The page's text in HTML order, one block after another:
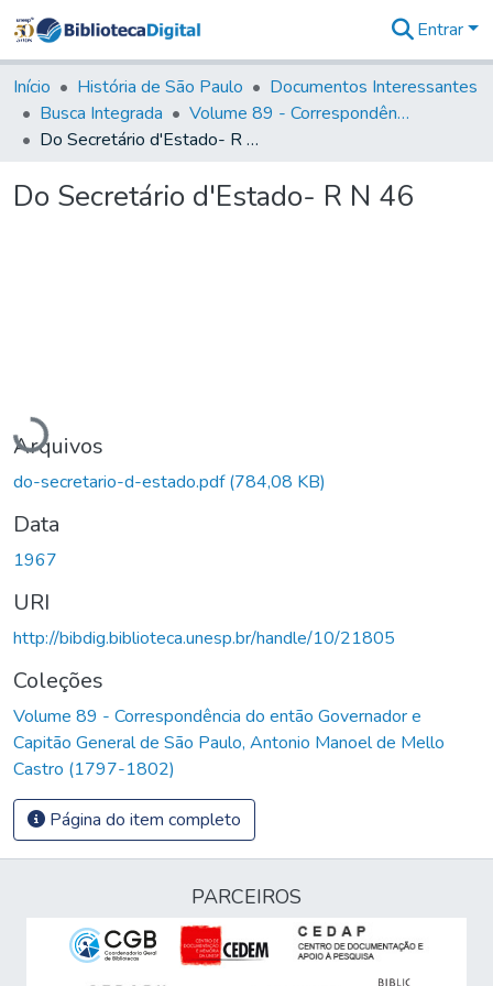
&
Coleções
Tudo na
Biblioteca
Estatísticas
Entrar
Início História de São Paulo
Documentos Interessantes
Busca Integrada
Volume 89 - Correspondência do então Governador e Capitão General de São Paulo, Antonio Manoel de Mello Castro (1797-1802)
Do Secretário d'Estado- R N 46
Do Secretário d'Estado- R N 46
Carregando...
Arquivos
do-secretario-d-estado.pdf(784,08 KB)
Data
1967
URI
http://bibdig.biblioteca.unesp.br/handle/10/21805
Coleções
Volume 89 - Correspondência do então Governador e
Capitão General de São Paulo, Antonio Manoel de Mello
Castro (1797-1802)
Página do item completo
PARCEIROS